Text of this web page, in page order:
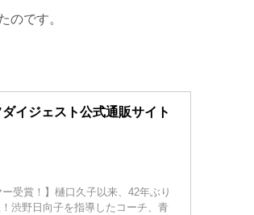
のです。
イジェスト公式通販サイト
受賞！】樋口久子以来、42年ぶり
渋野日向子を指導したコーチ、青